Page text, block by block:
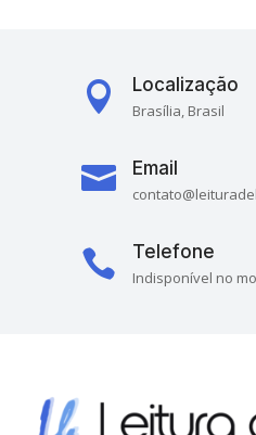
 Localização
Brasília, Brasil
 Email
 Telefone
Indisponível no